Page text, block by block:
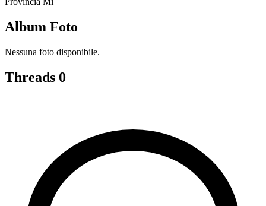
Album Foto
Nessuna foto disponibile.
Threads 0